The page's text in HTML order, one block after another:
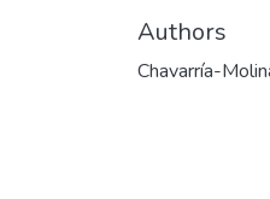
Authors
Chavarría-